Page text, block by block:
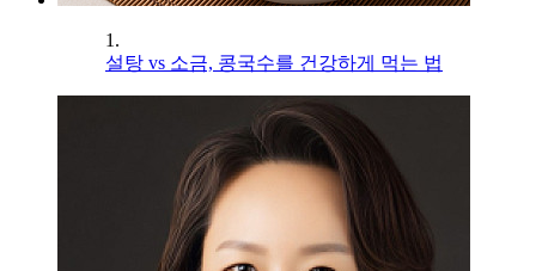
1.
설탕 vs 소금, 콩국수를 건강하게 먹는 법